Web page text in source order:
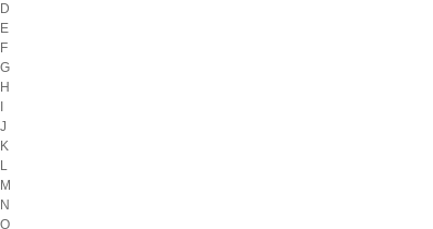
D
E
F
G
H
J
K
L
M
N
O